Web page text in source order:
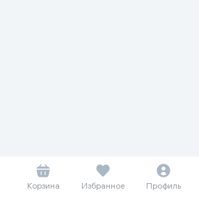
Корзина Избранное Профиль